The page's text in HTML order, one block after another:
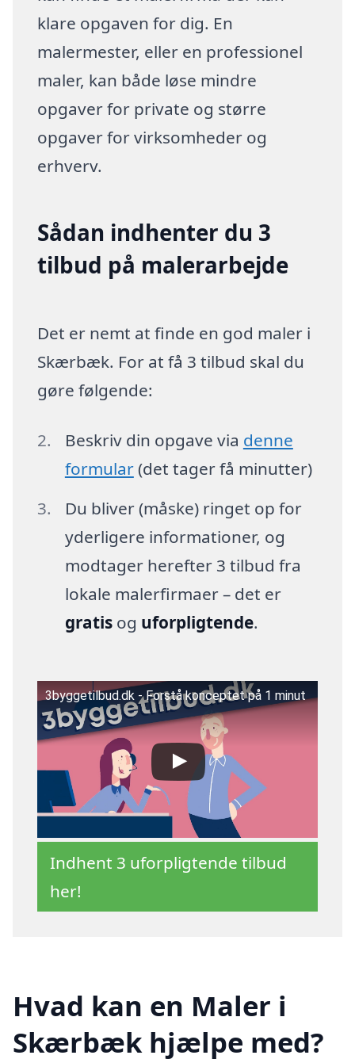
klare opgaven for dig. En
malermester, eller en professionel
maler, kan både løse mindre
opgaver for private og større
opgaver for virksomheder og
erhverv.
Sådan indhenter du 3
tilbud på malerarbejde
Det er nemt at finde en god maler i
Skærbæk. For at få 3 tilbud skal du
gøre følgende:
Beskriv din opgave via denne
formular(det tager få minutter)
Du bliver (måske) ringet op for
yderligere informationer, og
modtager herefter 3 tilbud fra
lokale malerfirmaer – det er
gratisog uforpligtende.
3byggetilbud.dk - Forstå konceptet på 1 minut
Indhent 3 uforpligtende tilbud
her!
Hvad kan en Maler i
Skærbæk hjælpe med?